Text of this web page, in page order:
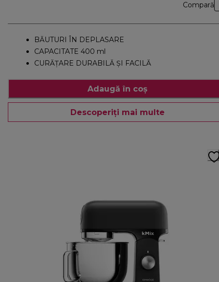
Compară
BĂUTURI ÎN DEPLASARE
CAPACITATE 400 ml
CURĂȚARE DURABILĂ ȘI FACILĂ
Adaugă în coș
Descoperiți mai multe